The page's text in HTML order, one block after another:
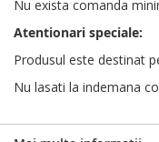
Nu exista comanda
Atentionari speciale:
Produsul este destinat
Nu lasati la indemana